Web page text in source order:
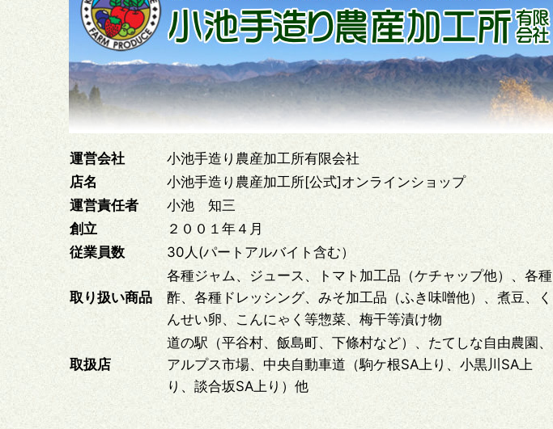
運営会社
小池手造り農産加工所有限会社
店名
小池手造り農産加工所[公式]オンラインショップ
運営責任者
小池 知三
創立
２００１年４月
従業員数
30人(パートアルバイト含む）
取り扱い商品
各種ジャム、ジュース、トマト加工品（ケチャップ他）、各種
酢、各種ドレッシング、みそ加工品（ふき味噌他）、煮豆、く
んせい卵、こんにゃく等惣菜、梅干等漬け物
取扱店
道の駅（平谷村、飯島町、下條村など）、たてしな自由農園、
アルプス市場、中央自動車道（駒ケ根SA上り、小黒川SA上
り、談合坂SA上り）他